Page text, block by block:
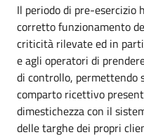
Il periodo di pre-esercizio
corretto funzionamento
criticità rilevate ed in
e agli operatori di
di controllo, permettendo
comparto ricettivo
dimestichezza con il
delle targhe dei propri